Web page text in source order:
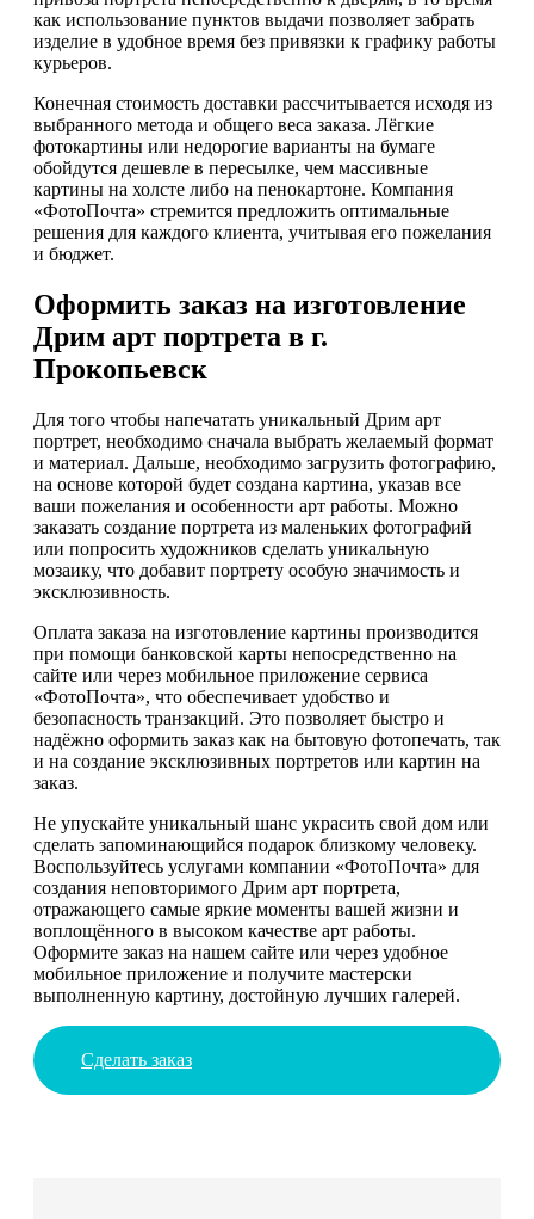
как использование пунктов выдачи позволяет забрать
изделие в удобное время без привязки к графику работы
курьеров.
Конечная стоимость доставки рассчитывается исходя из
выбранного метода и общего веса заказа. Лёгкие
фотокартины или недорогие варианты на бумаге
обойдутся дешевле в пересылке, чем массивные
картины на холсте либо на пенокартоне. Компания
«ФотоПочта» стремится предложить оптимальные
решения для каждого клиента, учитывая его пожелания
и бюджет.
Оформить заказ на изготовление
Дрим арт портрета в г.
Прокопьевск
Для того чтобы напечатать уникальный Дрим арт
портрет, необходимо сначала выбрать желаемый формат
и материал. Дальше, необходимо загрузить фотографию,
на основе которой будет создана картина, указав все
ваши пожелания и особенности арт работы. Можно
заказать создание портрета из маленьких фотографий
или попросить художников сделать уникальную
мозаику, что добавит портрету особую значимость и
эксклюзивность.
Оплата заказа на изготовление картины производится
при помощи банковской карты непосредственно на
сайте или через мобильное приложение сервиса
«ФотоПочта», что обеспечивает удобство и
безопасность транзакций. Это позволяет быстро и
надёжно оформить заказ как на бытовую фотопечать, так
и на создание эксклюзивных портретов или картин на
заказ.
Не упускайте уникальный шанс украсить свой дом или
сделать запоминающийся подарок близкому человеку.
Воспользуйтесь услугами компании «ФотоПочта» для
создания неповторимого Дрим арт портрета,
отражающего самые яркие моменты вашей жизни и
воплощённого в высоком качестве арт работы.
Оформите заказ на нашем сайте или через удобное
мобильное приложение и получите мастерски
выполненную картину, достойную лучших галерей.
Сделать заказ